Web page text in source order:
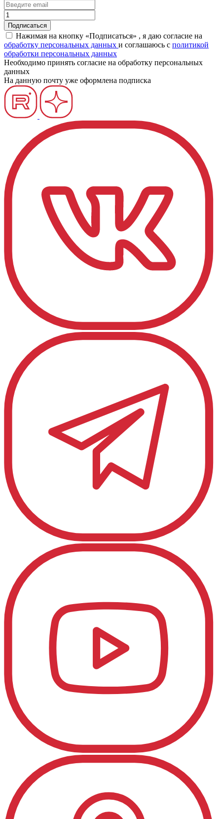
Нажимая на кнопку «Подписаться» , я даю согласие на
обработку персональных данных и соглашаюсь c политикой
обработки персональных данных
Необходимо принять согласие на обработку персональных
данных
На данную почту уже оформлена подписка